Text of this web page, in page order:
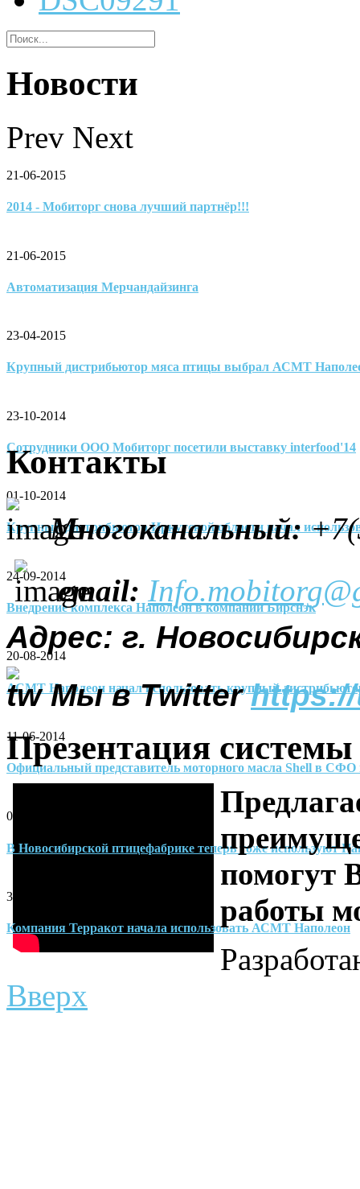
Новости
Prev Next
21-06-2015
2014 - Мобиторг снова лучший партнёр!!!
21-06-2015
Автоматизация Мерчандайзинга
23-04-2015
Крупный дистрибьютор мяса птицы выбрал АСМТ
23-10-2014
Сотрудники ООО Мобиторг посетили выставку interfood'14
01-10-2014
Крупный дистрибьютор Иркутской области начал
24-09-2014
Внедрение комплекса Наполеон в компании Бирснэк
20-08-2014
АСМТ Наполеон начал использовать крупный
11-06-2014
Официальный представитель моторного масла Shell в
02-06-2014
В Новосибирской птицефабрике теперь тоже используют
30-04-2014
Компания Терракот начала использовать АСМТ Наполеон
Контакты
Многоканальный:
email:
Адрес: г.
Мы в Twitter
Презентация
помогут
работы
Вверх